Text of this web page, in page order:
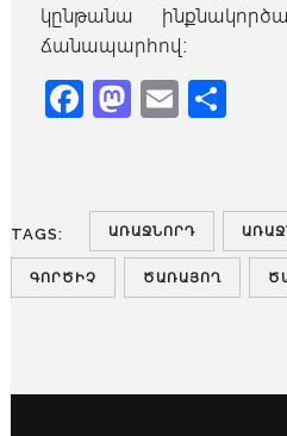
կընթանա
ճանապարհով։
Facebook
Mastodon
Email
TAGS: ԱՌԱՋՆՈՐԴ
ԳՈՐԾԻՉ ԾԱՌԱՅՈՂ